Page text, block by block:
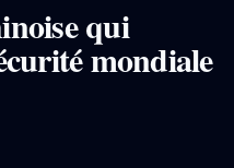
qui
mondiale